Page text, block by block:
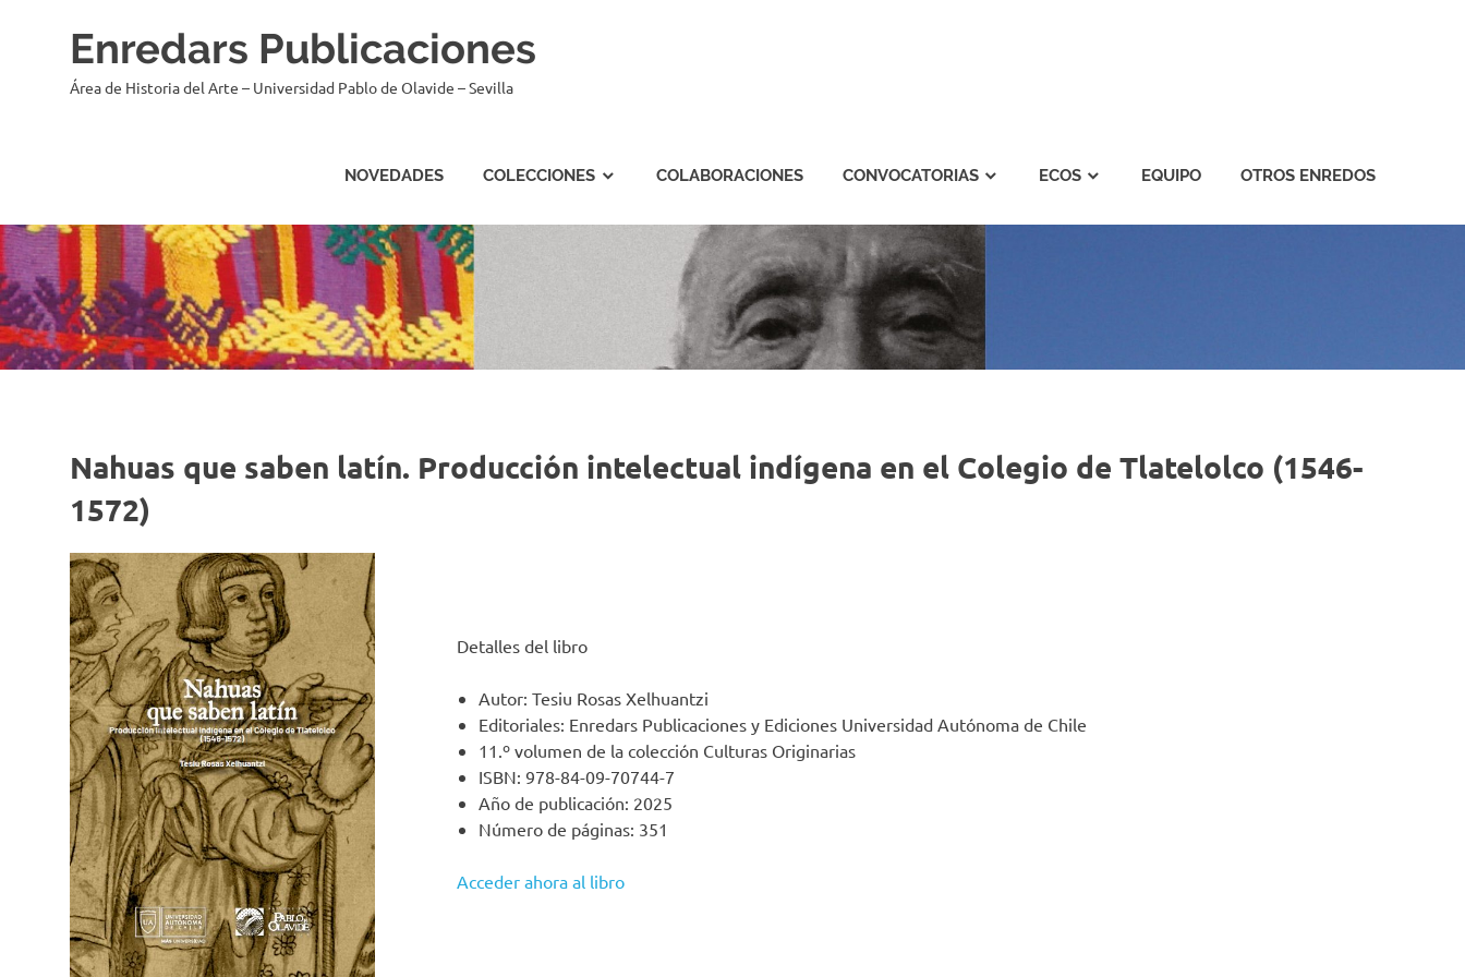
contenidoEnredars Publicaciones
Área de Historia del Arte – Universidad Pablo de Olavide – Sevilla
NOVEDADES COLECCIONES COLABORACIONES CONVOCATORIAS ECOS EQUIPO OTROS ENREDOS
Nahuas que saben latín. Producción intelectual indígena en el Colegio de Tlatelolco (1546-
1572)
Detalles del libro
Autor: Tesiu Rosas Xelhuantzi
Editoriales: Enredars Publicaciones y Ediciones Universidad Autónoma de Chile
11.º volumen de la colección Culturas Originarias
ISBN: 978-84-09-70744-7
Año de publicación: 2025
Número de páginas: 351
Acceder ahora al libro